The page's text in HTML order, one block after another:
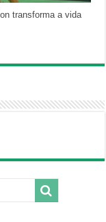
transforma a vida